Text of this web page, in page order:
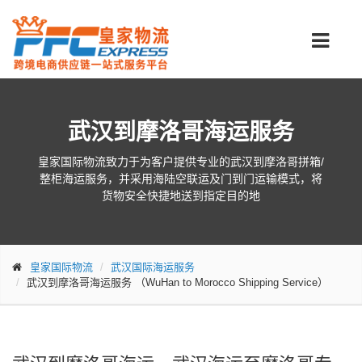
武汉到摩洛哥海运服务
皇家国际物流致力于为客户提供专业的武汉到摩洛哥拼箱/
整柜海运服务，并采用海陆空联运及门到门运输模式，将
货物安全快捷地送到指定目的地
皇家国际物流
武汉国际海运服务
武汉到摩洛哥海运服务 （WuHan to Morocco Shipping Service）